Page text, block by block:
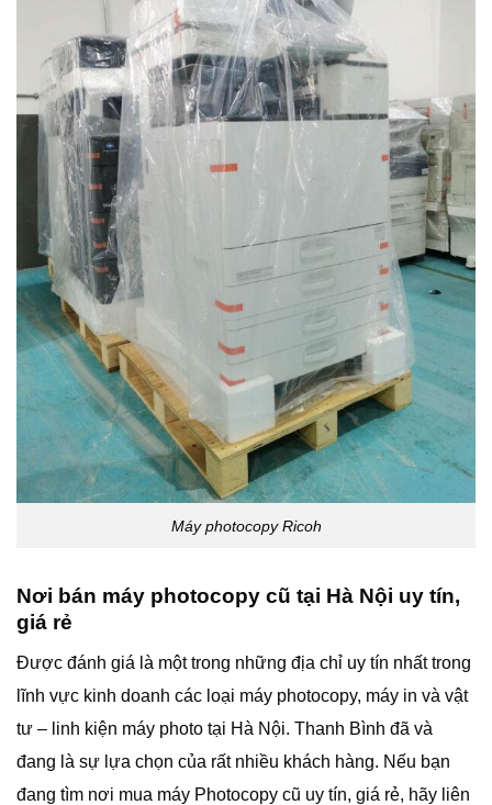
Máy photocopy Ricoh
Nơi bán máy photocopy cũ tại Hà Nội uy tín,
giá rẻ
Được đánh giá là một trong những địa chỉ uy tín nhất trong
lĩnh vực kinh doanh các loại máy photocopy, máy in và vật
tư – linh kiện máy photo tại Hà Nội. Thanh Bình đã và
đang là sự lựa chọn của rất nhiều khách hàng. Nếu bạn
đang tìm nơi mua máy Photocopy cũ uy tín, giá rẻ, hãy liên